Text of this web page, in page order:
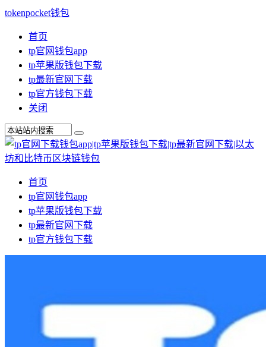
tokenpocket钱包
首页
tp官网钱包app
tp苹果版钱包下载
tp最新官网下载
tp官方钱包下载
关闭
首页
tp官网钱包app
tp苹果版钱包下载
tp最新官网下载
tp官方钱包下载